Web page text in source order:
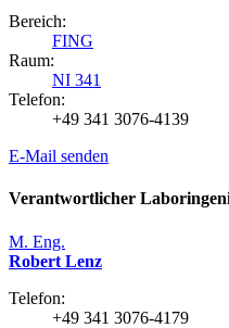
Bereich:
FING
Raum:
NI 341
Telefon:
+49 341 3076-4139
E-Mail senden
Verantwortlicher
M. Eng.
Robert Lenz
Telefon:
+49 341 3076-4179